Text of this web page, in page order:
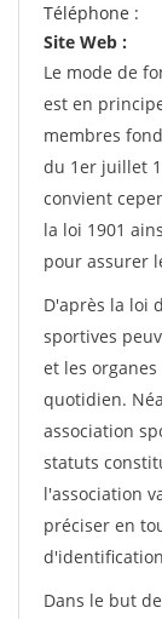
Téléphone :
Site Web :
Le mode de
est en
membres
du 1er juillet
convient
la loi 1901
pour assurer
D'après la loi
sportives
et les
quotidien.
association
statuts
l'association
préciser en
Dans le but